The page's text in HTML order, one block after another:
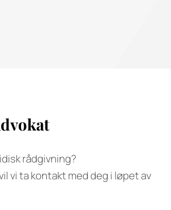
rådgivning?
vi ta kontakt med deg i løpet av